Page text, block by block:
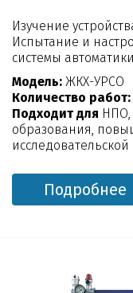
Изучение
Испытание и
системы
Модель: ЖКХ-УРСО
Количество работ:
Подходит для НПО,
образования,
Подробнее